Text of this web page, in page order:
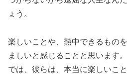
ょう。
楽しいことや、熱中できるもの
ましいと感じることと思います。
では、彼らは、本当に楽しいこ